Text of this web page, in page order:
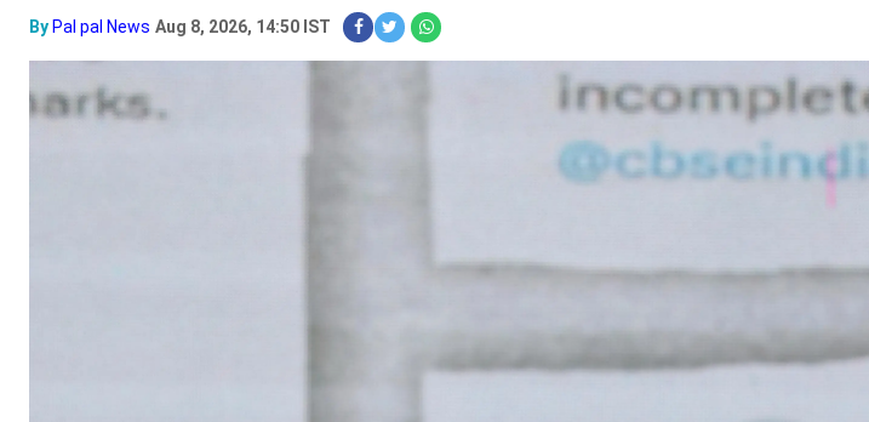
By Pal pal News Aug 8, 2026, 14:50 IST